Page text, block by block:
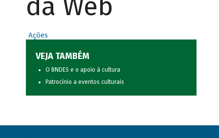
da Web
Ações
VEJA TAMBÉM
O BNDES e o apoio à cultura
Patrocínio a eventos culturais